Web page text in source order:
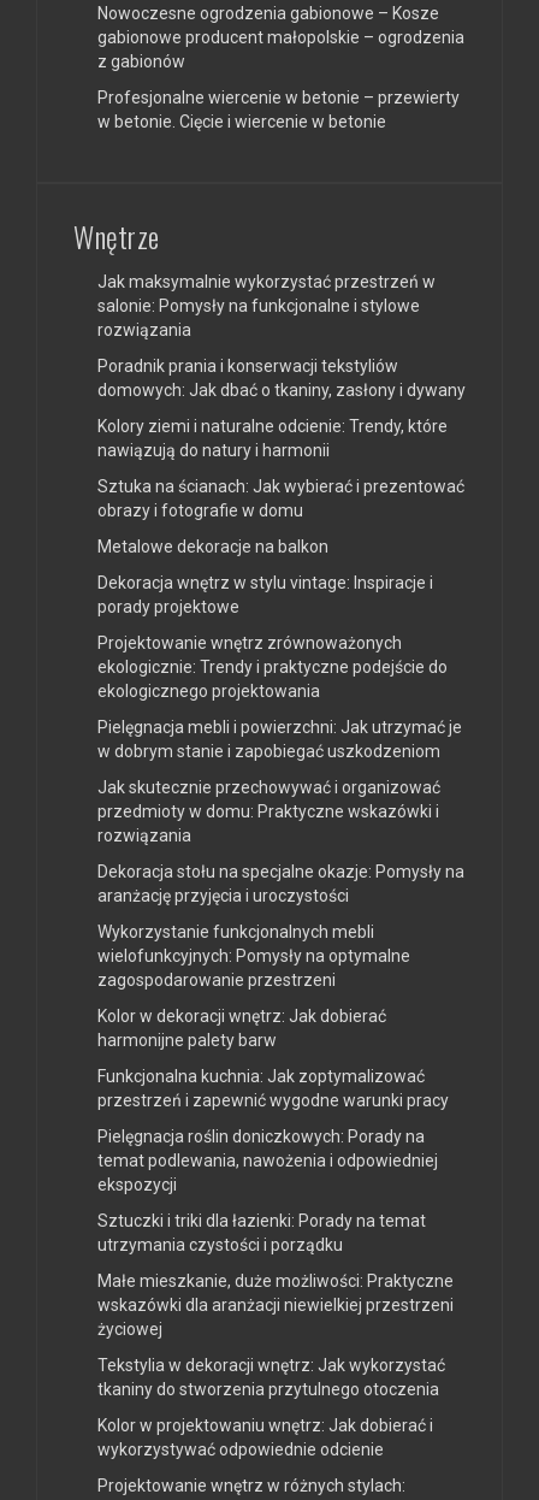
Nowoczesne ogrodzenia gabionowe – Kosze
gabionowe producent małopolskie – ogrodzenia
z gabionów
Profesjonalne wiercenie w betonie – przewierty
w betonie. Cięcie i wiercenie w betonie
Wnętrze
Jak maksymalnie wykorzystać przestrzeń w
salonie: Pomysły na funkcjonalne i stylowe
rozwiązania
Poradnik prania i konserwacji tekstyliów
domowych: Jak dbać o tkaniny, zasłony i dywany
Kolory ziemi i naturalne odcienie: Trendy, które
nawiązują do natury i harmonii
Sztuka na ścianach: Jak wybierać i prezentować
obrazy i fotografie w domu
Metalowe dekoracje na balkon
Dekoracja wnętrz w stylu vintage: Inspiracje i
porady projektowe
Projektowanie wnętrz zrównoważonych
ekologicznie: Trendy i praktyczne podejście do
ekologicznego projektowania
Pielęgnacja mebli i powierzchni: Jak utrzymać je
w dobrym stanie i zapobiegać uszkodzeniom
Jak skutecznie przechowywać i organizować
przedmioty w domu: Praktyczne wskazówki i
rozwiązania
Dekoracja stołu na specjalne okazje: Pomysły na
aranżację przyjęcia i uroczystości
Wykorzystanie funkcjonalnych mebli
wielofunkcyjnych: Pomysły na optymalne
zagospodarowanie przestrzeni
Kolor w dekoracji wnętrz: Jak dobierać
harmonijne palety barw
Funkcjonalna kuchnia: Jak zoptymalizować
przestrzeń i zapewnić wygodne warunki pracy
Pielęgnacja roślin doniczkowych: Porady na
temat podlewania, nawożenia i odpowiedniej
ekspozycji
Sztuczki i triki dla łazienki: Porady na temat
utrzymania czystości i porządku
Małe mieszkanie, duże możliwości: Praktyczne
wskazówki dla aranżacji niewielkiej przestrzeni
życiowej
Tekstylia w dekoracji wnętrz: Jak wykorzystać
tkaniny do stworzenia przytulnego otoczenia
Kolor w projektowaniu wnętrz: Jak dobierać i
wykorzystywać odpowiednie odcienie
Projektowanie wnętrz w różnych stylach: